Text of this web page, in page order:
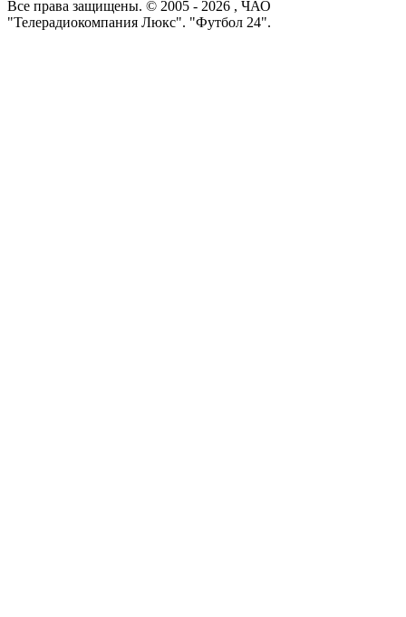
Все права защищены. © 2005 - 2026 , ЧАО
"Телерадиокомпания Люкс". "Футбол 24".